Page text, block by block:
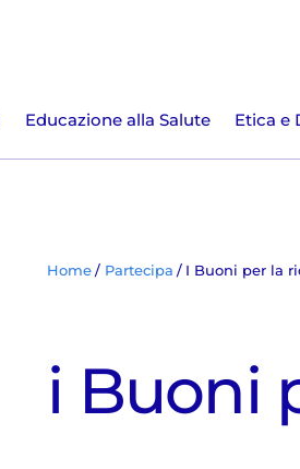
Educazione alla Salute Etica e
Home Partecipa I Buoni per la
i Buoni